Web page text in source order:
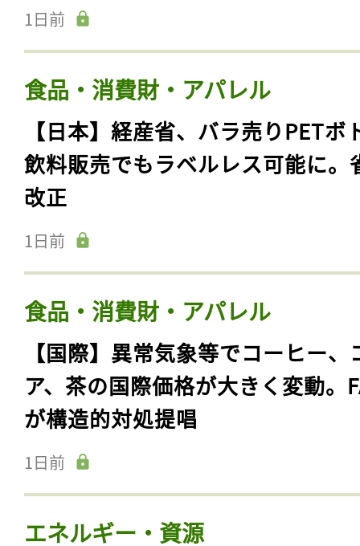
1日前
食品・消費財・アパレル
【日本】経産省、バラ売りPETボ
飲料販売でもラベルレス可能に。
改正
1日前
食品・消費財・アパレル
【国際】異常気象等でコーヒー、
ア、茶の国際価格が大きく変動。
が構造的対処提唱
1日前
エネルギー・資源